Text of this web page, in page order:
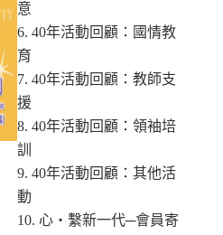
意
6. 40年活動回顧：國情教
育
7. 40年活動回顧：教師支
援
8. 40年活動回顧：領袖培
訓
9. 40年活動回顧：其他活
動
10. 心‧繫新一代─會員寄